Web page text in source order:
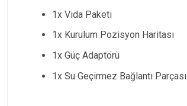
1x Vida Paketi
1x Kurulum Pozisyon Haritası
1x Güç Adaptörü
1x Su Geçirmez Bağlantı Parçası